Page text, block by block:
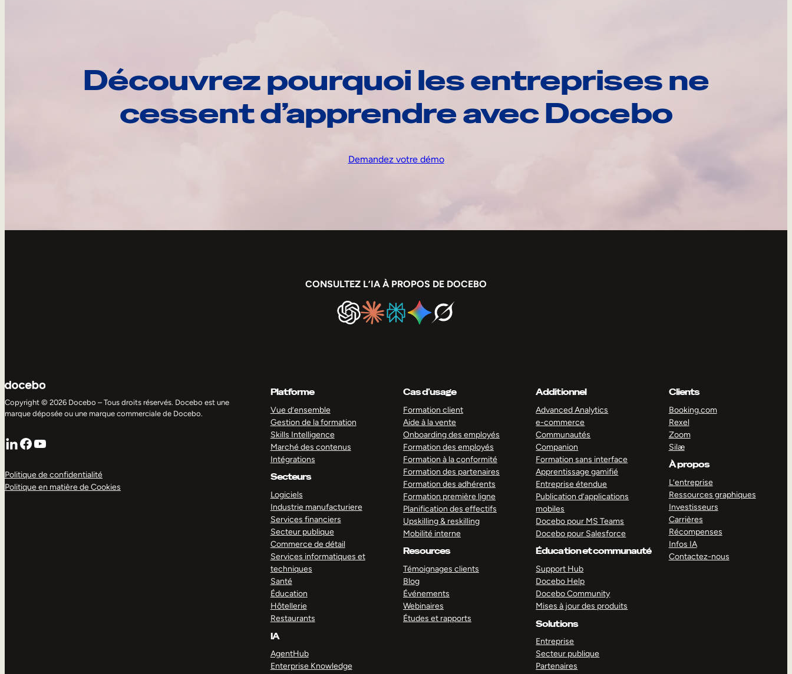
Découvrez pourquoi les entreprises ne
cessent d’apprendre avec Docebo
Demandez votre démo
CONSULTEZ L’IA À PROPOS DE DOCEBO
Copyright © 2026 Docebo – Tous droits réservés. Docebo est une
marque déposée ou une marque commerciale de Docebo.
LinkedIn
Facebook
YouTube
Politique de confidentialité
Politique en matière de Cookies
Platforme
Vue d’ensemble
Gestion de la formation
Skills Intelligence
Marché des contenus
Intégrations
Secteurs
Logiciels
Industrie manufacturiere
Services financiers
Secteur publique
Commerce de détail
Services informatiques et
techniques
Santé
Éducation
Hôtellerie
Restaurants
IA
AgentHub
Enterprise Knowledge
Cas d’usage
Formation client
Aide à la vente
Onboarding des employés
Formation des employés
Formation à la conformité
Formation des partenaires
Formation des adhérents
Formation première ligne
Planification des effectifs
Upskilling & reskilling
Mobilité interne
Resources
Témoignages clients
Blog
Événements
Webinaires
Études et rapports
Additionnel
Advanced Analytics
e-commerce
Communautés
Companion
Formation sans interface
Apprentissage gamifié
Entreprise étendue
Publication d’applications
mobiles
Docebo pour MS Teams
Docebo pour Salesforce
Éducation et communauté
Support Hub
Docebo Help
Docebo Community
Mises à jour des produits
Solutions
Entreprise
Secteur publique
Partenaires
Clients
Booking.com
Rexel
Zoom
Silæ
À propos
L’entreprise
Ressources graphiques
Investisseurs
Carrières
Récompenses
Infos IA
Contactez-nous